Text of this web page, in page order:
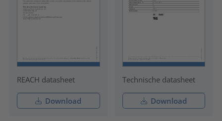
REACH datasheet
Download
Technische datasheet
Download